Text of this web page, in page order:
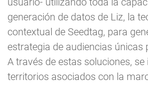
generación de datos de Liz, la
contextual de Seedtag, para
estrategia de audiencias únicas
A través de estas soluciones,
territorios asociados con la